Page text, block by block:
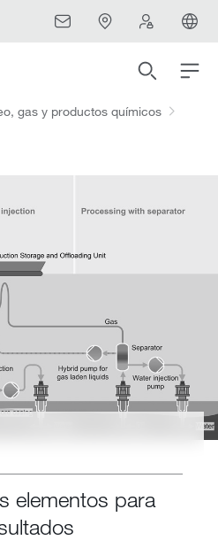
gas y productos químicos
elementos para